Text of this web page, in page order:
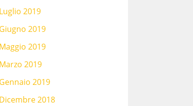
Luglio 2019
Giugno 2019
Maggio 2019
Marzo 2019
Gennaio 2019
Dicembre 2018